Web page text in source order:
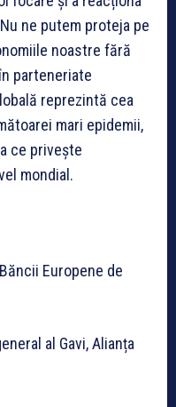
ne putem proteja pe
noastre fără
parteneriate
reprezintă cea
mari epidemii,
ce privește
mondial.
Europene de
al Gavi, Alianța